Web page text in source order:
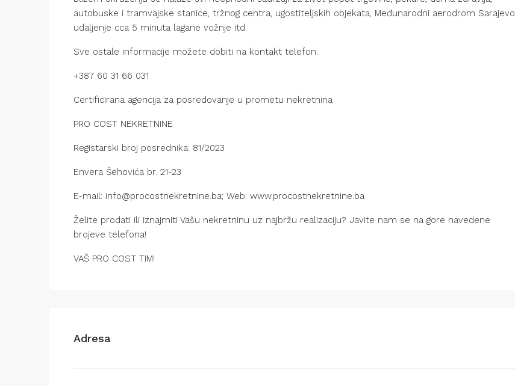
autobuske i tramvajske stanice, tržnog centra, ugostiteljskih objekata, Međunarodni aerodrom Sarajevo
udaljenje cca 5 minuta lagane vožnje itd.
Sve ostale informacije možete dobiti na kontakt telefon:
+387 60 31 66 031
Certificirana agencija za posredovanje u prometu nekretnina
PRO COST NEKRETNINE
Registarski broj posrednika: 81/2023
Envera Šehovića br. 21-23
E-mail: info@procostnekretnine.ba; Web: www.procostnekretnine.ba
Želite prodati ili iznajmiti Vašu nekretninu uz najbržu realizaciju? Javite nam se na gore navedene
brojeve telefona!
VAŠ PRO COST TIM!
Adresa